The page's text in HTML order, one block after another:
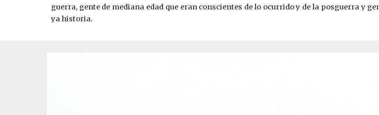
guerra, gente de mediana edad que eran conscientes de lo ocurrido y de la posguerra y
ya historia.